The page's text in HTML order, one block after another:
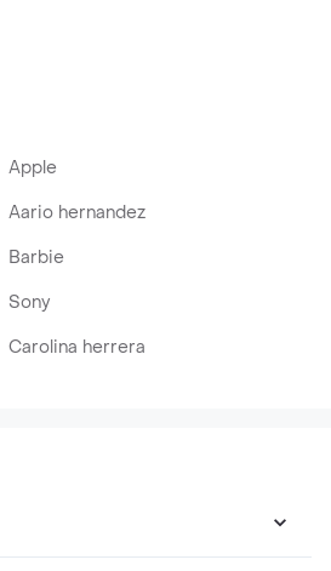
Apple
Aario hernandez
Barbie
Sony
Carolina herrera